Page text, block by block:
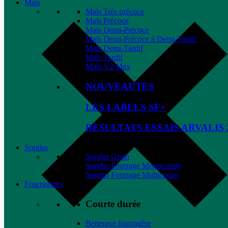
Maïs
Maïs Très précoce
Maïs Précoce
Maïs Demi-Précoce
Maïs Demi-Précoce à Demi-Tardif
Maïs Demi-Tardif
Maïs Tardif
Maïs V2 Max
NOUVEAUTES
LES LABELS SF+
RESULTATS ESSAIS ARVALIS
Sorgho
Sorgho Grain
Sorgho Fourrage Monocoupe
Sorgho Fourrage Multicoupe
Fourragères
Courte durée
Betterave fourragère